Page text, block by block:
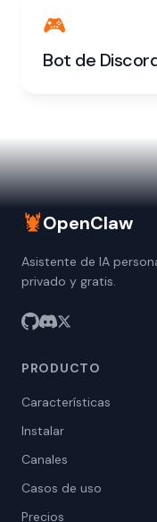
🎮
Bot de
🦞OpenClaw
Asistente de IA
privado y gratis.
PRODUCTO
Características
Instalar
Canales
Casos de uso
Precios